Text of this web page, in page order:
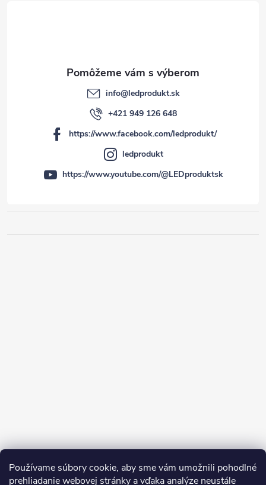
Používame súbory cookie, aby sme vám umožnili pohodlné
prehliadanie webovej stránky a vďaka analýze neustále
info@ledprodukt.sk
+421 949 126 648
https://www.facebook.com/ledprodukt/
ledprodukt
https://www.youtube.com/@LEDproduktsk